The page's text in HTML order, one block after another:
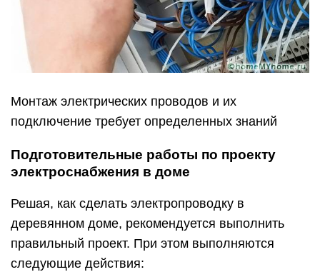
Монтаж электрических проводов и их
подключение требует определенных знаний
Подготовительные работы по проекту
электроснабжения в доме
Решая, как сделать электропроводку в
деревянном доме, рекомендуется выполнить
правильный проект. При этом выполняются
следующие действия: